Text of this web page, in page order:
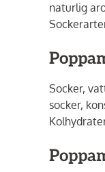
naturlig
Socker,
socker,